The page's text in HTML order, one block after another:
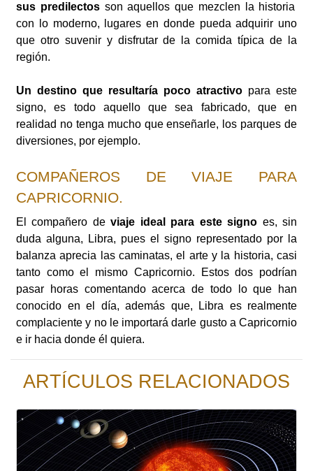
sus predilectosson aquellos que mezclen la historia
con lo moderno, lugares en donde pueda adquirir uno
que otro suvenir y disfrutar de la comida típica de la
región.
Un destino que resultaría poco atractivo para este
signo, es todo aquello que sea fabricado, que en
realidad no tenga mucho que enseñarle, los parques de
diversiones, por ejemplo.
COMPAÑEROS DE VIAJE PARA
CAPRICORNIO.
El compañero deviaje ideal para este signo es, sin
duda alguna, Libra, pues el signo representado por la
balanza aprecia las caminatas, el arte y la historia, casi
tanto como el mismo Capricornio. Estos dos podrían
pasar horas comentando acerca de todo lo que han
conocido en el día, además que, Libra es realmente
complaciente y no le importará darle gusto a Capricornio
e ir hacia donde él quiera.
ARTÍCULOS RELACIONADOS